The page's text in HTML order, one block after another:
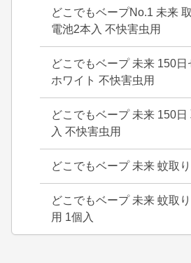
どこでもベープNo.1 未来
電池2本入 不快害虫用
どこでもベープ 未来 150
ホワイト 不快害虫用
どこでもベープ 未来 150日
入 不快害虫用
どこでもベープ 未来 蚊取
どこでもベープ 未来 蚊取
用 1個入